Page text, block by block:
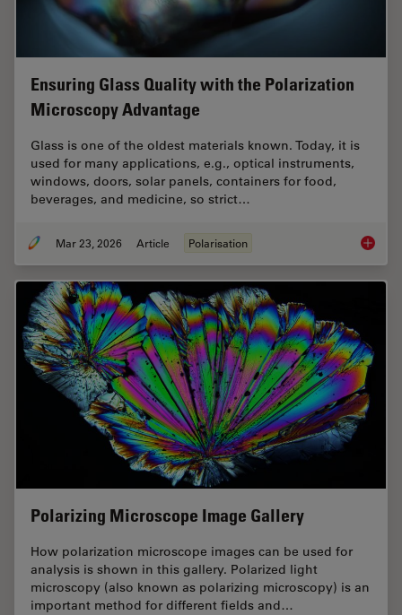
Ensuring Glass Quality with the Polarization
Microscopy Advantage
Glass is one of the oldest materials known. Today, it is
used for many applications, e.g., optical instruments,
windows, doors, solar panels, containers for food,
beverages, and medicine, so strict…
Mar 23, 2026 Article Polarisation
Polarizing Microscope Image Gallery
How polarization microscope images can be used for
analysis is shown in this gallery. Polarized light
microscopy (also known as polarizing microscopy) is an
important method for different fields and…